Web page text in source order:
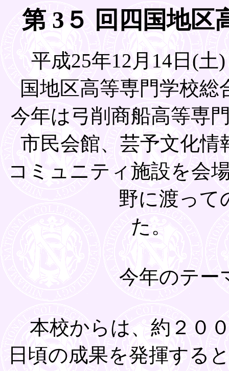
第 3５ 回四国地区
平成25年12月14日(土
国地区高等専門学校
今年は弓削商船高等専
市民会館、芸予文化
コミュニティ施設を会
野に渡って
今年のテー
本校からは、約２０
日頃の成果を発揮する